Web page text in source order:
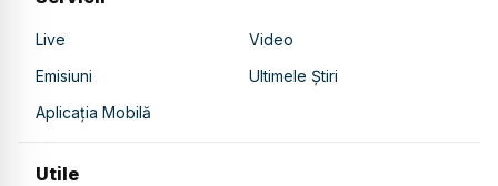
Live
Video
Emisiuni
Ultimele Știri
Aplicația Mobilă
Utile